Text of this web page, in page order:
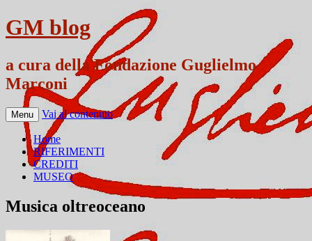
GM blog
a cura della Fondazione Guglielmo
Marconi
Menu Vai al contenuto
Home
RIFERIMENTI
CREDITI
MUSEO
Musica oltreoceano